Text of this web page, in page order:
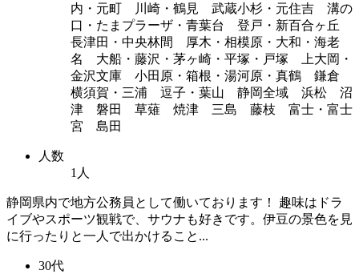
内・元町 川崎・鶴見 武蔵小杉・元住吉 溝の
口・たまプラーザ・青葉台 登戸・新百合ヶ丘
長津田・中央林間 厚木・相模原・大和・海老
名 大船・藤沢・茅ヶ崎・平塚・戸塚 上大岡・
金沢文庫 小田原・箱根・湯河原・真鶴 鎌倉
横須賀・三浦 逗子・葉山 静岡全域 浜松 沼
津 磐田 草薙 焼津 三島 藤枝 富士・富士
宮 島田
人数
1人
静岡県内で地方公務員として働いております！ 趣味はドラ
イブやスポーツ観戦で、サウナも好きです。伊豆の景色を見
に行ったりと一人で出かけること...
30代